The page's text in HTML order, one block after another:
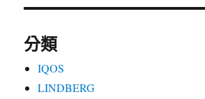
分類
IQOS
LINDBERG